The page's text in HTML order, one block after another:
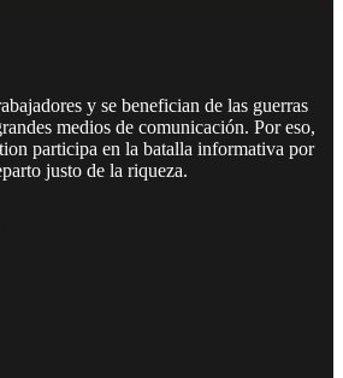
y se benefician de las guerras
medios de comunicación. Por eso,
participa en la batalla informativa por
justo de la riqueza.